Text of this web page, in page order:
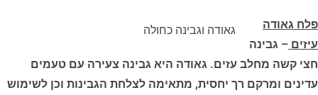
גאודה וגבינה כחולה
פלח גאודה
עיזים – גבינה
חצי קשה מחלב עזים. גאודה היא גבינה צעירה עם טעמים
עדינים ומרקם רך יחסית, מתאימה לצלחת הגבינות וכן לשימוש